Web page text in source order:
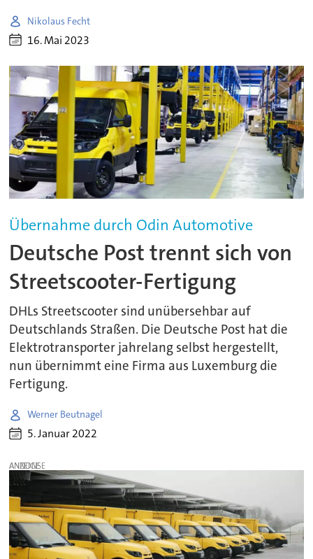
Nikolaus Fecht
16. Mai 2023
Übernahme durch Odin Automotive
Deutsche Post trennt sich von
Streetscooter-Fertigung
DHLs Streetscooter sind unübersehbar auf
Deutschlands Straßen. Die Deutsche Post hat die
Elektrotransporter jahrelang selbst hergestellt,
nun übernimmt eine Firma aus Luxemburg die
Fertigung.
Werner Beutnagel
5. Januar 2022
ANZEIGE